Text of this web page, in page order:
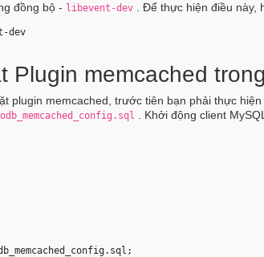
đồng bộ - libevent-dev . Để thực hiện điều này,
dev
Plugin memcached
plugin memcached, trước tiên bạn phải thực
. Khởi động client